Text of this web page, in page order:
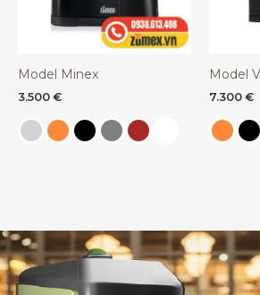
Model Minex
3.500 €
Model
7.300 €